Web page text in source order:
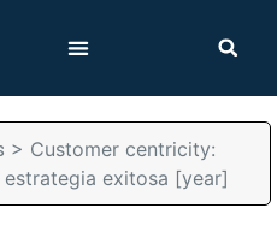
> Customer centricity:
exitosa [year]